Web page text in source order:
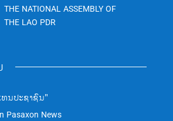
THE NATIONAL ASSEMBLY OF
THE LAO PDR
ນປະຊາຊົນ"
Pasaxon News